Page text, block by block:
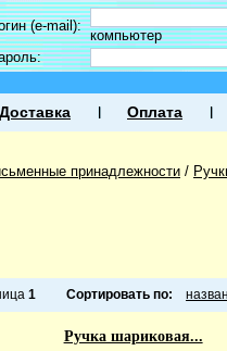
(e-mail):
компьютер
Доставка Оплата
принадлежности /
1 Сортировать по:
Ручка шариковая...